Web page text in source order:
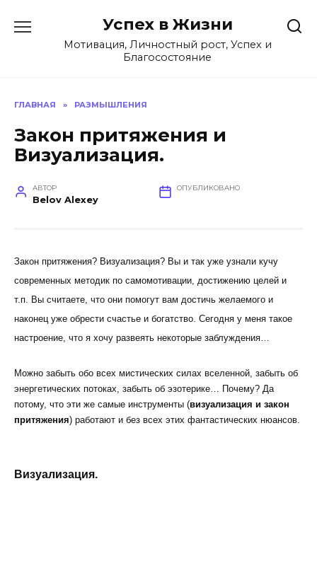
содержанию
Успех в Жизни
Мотивация, Личностный рост, Успех и
Благосостояние
ГЛАВНАЯ » РАЗМЫШЛЕНИЯ
Закон притяжения и
Визуализация.
АВТОР
Belov Alexey
ОПУБЛИКОВАНО
Закон притяжения? Визуализация? Вы и так уже узнали кучу
современных методик по самомотивации, достижению целей и
т.п. Вы считаете, что они помогут вам достичь желаемого и
наконец уже обрести счастье и богатство. Сегодня у меня такое
настроение, что я хочу развеять некоторые заблуждения…
Можно забыть обо всех мистических силах вселенной, забыть об
энергетических потоках, забыть об эзотерике… Почему? Да
потому, что эти же самые инструменты (визуализация и закон
притяжения) работают и без всех этих фантастических нюансов.
Визуализация.